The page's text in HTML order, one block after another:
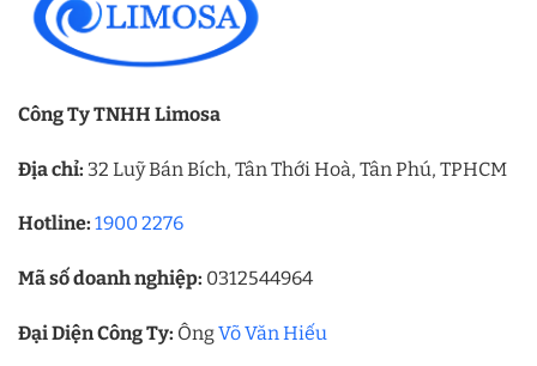
Công Ty TNHH Limosa
Địa chỉ: 32 Luỹ Bán Bích, Tân Thới Hoà, Tân Phú, TPHCM
Hotline: 1900 2276
Mã số doanh nghiệp: 0312544964
Đại Diện Công Ty: ÔngVõ Văn Hiếu